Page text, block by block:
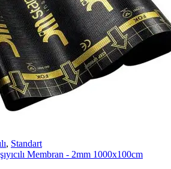
, Standart
Membran - 2mm 1000x100cm